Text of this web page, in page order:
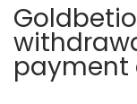
e
l
a
payment